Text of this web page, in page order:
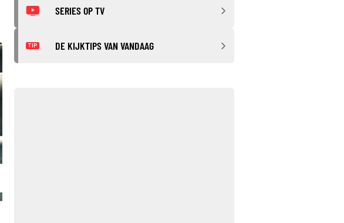
SERIES OP TV
TIP DE KIJKTIPS VAN VANDAAG